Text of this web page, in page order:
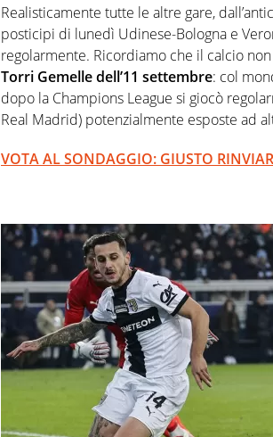
Realisticamente tutte le altre gare,
posticipi di lunedì Udinese-Bologna e
regolarmente. Ricordiamo che il calcio
Torri Gemelle dell’11 settembre: col
dopo la Champions League si giocò
Real Madrid) potenzialmente esposte ad
VOTA AL SONDAGGIO: GIUSTO